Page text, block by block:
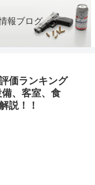
報ブログ
価ランキング
、客室、食
説！！